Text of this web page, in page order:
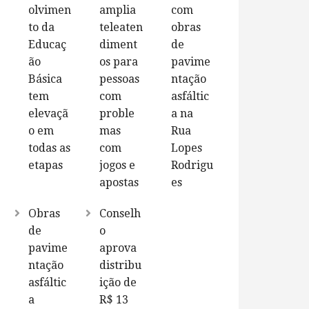
olvimen
to da
Educaç
ão
Básica
tem
elevaçã
o em
todas as
etapas
amplia
teleaten
diment
os para
pessoas
com
proble
mas
com
jogos e
apostas
com
obras
de
pavime
ntação
asfáltic
a na
Rua
Lopes
Rodrigu
es
Obras
de
pavime
ntação
asfáltic
a
Conselh
o
aprova
distribu
ição de
R$ 13